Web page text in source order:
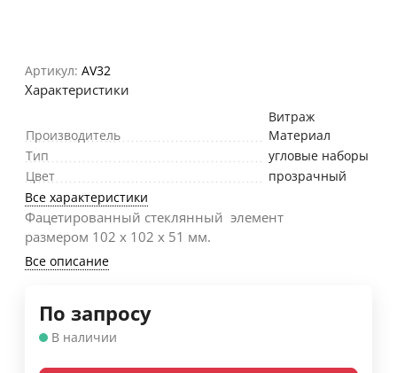
Артикул: AV32
Характеристики
Производитель
Витраж
Материал
Тип
угловые наборы
Цвет
прозрачный
Все характеристики
Фацетированный стеклянный элемент
размером 102 х 102 х 51 мм.
Все описание
По запросу
В наличии